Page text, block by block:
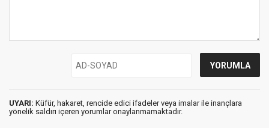
UYARI: Küfür, hakaret, rencide edici ifadeler veya imalar ile inançlara
yönelik saldırı içeren yorumlar onaylanmamaktadır.